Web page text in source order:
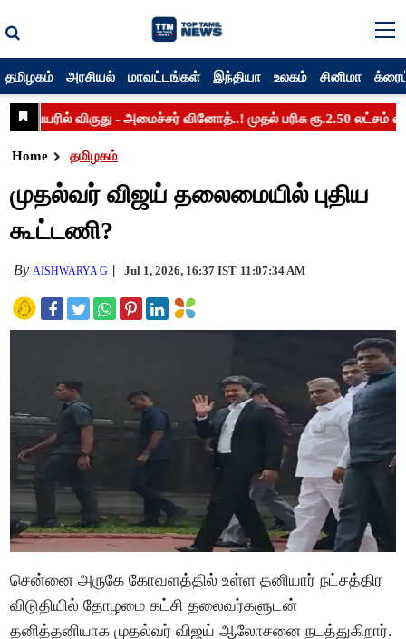
தமிழகம் அரசியல் மாவட்டங்கள் இந்தியா உலகம் சினிமா
Home தமிழகம்
முதல்வர் விஜய் தலைமையில் புதிய
கூட்டணி?
By AISHWARYA G Jul 1, 2026, 16:37 IST 11:07:34 AM
சென்னை அருகே கோவளத்தில் உள்ள தனியார் நட்சத்திர
விடுதியில் தோழமை கட்சி தலைவர்களுடன்
தனித்தனியாக முதல்வர் விஜய் ஆலோசனை நடத்துகிறார்.